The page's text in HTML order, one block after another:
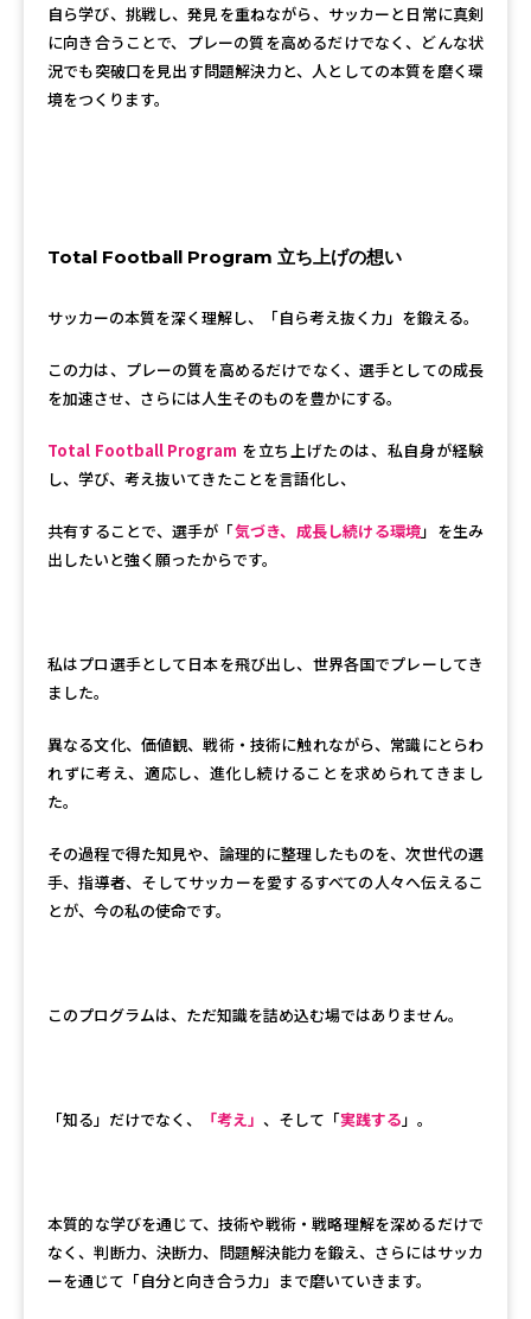
自ら学び、挑戦し、発見を重ねながら、サッカーと日常に真剣
に向き合うことで、プレーの質を高めるだけでなく、どんな状
況でも突破口を見出す問題解決力と、人としての本質を磨く環
境をつくります。
Total Football Program 立ち上げの想い
サッカーの本質を深く理解し、「自ら考え抜く力」を鍛える。
この力は、プレーの質を高めるだけでなく、選手としての成長
を加速させ、さらには人生そのものを豊かにする。
Total Football Program を立ち上げたのは、私自身が経験
し、学び、考え抜いてきたことを言語化し、
共有することで、選手が「気づき、成長し続ける環境」を生み
出したいと強く願ったからです。
私はプロ選手として日本を飛び出し、世界各国でプレーしてき
ました。
異なる文化、価値観、戦術・技術に触れながら、常識にとらわ
れずに考え、適応し、進化し続けることを求められてきまし
た。
その過程で得た知見や、論理的に整理したものを、次世代の選
手、指導者、そしてサッカーを愛するすべての人々へ伝えるこ
とが、今の私の使命です。
このプログラムは、ただ知識を詰め込む場ではありません。
「知る」だけでなく、 「考え」 、そして「実践する 」。
本質的な学びを通じて、技術や戦術・戦略理解を深めるだけで
なく、判断力、決断力、問題解決能力を鍛え、さらにはサッカ
ーを通じて「自分と向き合う力」まで磨いていきます。